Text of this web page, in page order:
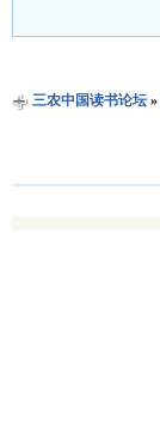
三农中国读书论坛»